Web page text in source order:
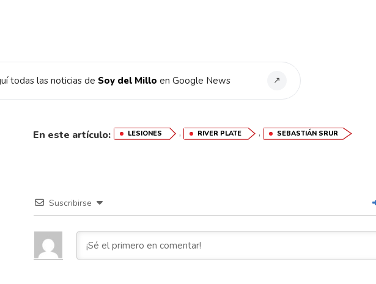
todas las noticias de Soy del Millo en Google News ↗
En este artículo: LESIONES , RIVER PLATE , SEBASTIÁN SRUR
Suscribirse